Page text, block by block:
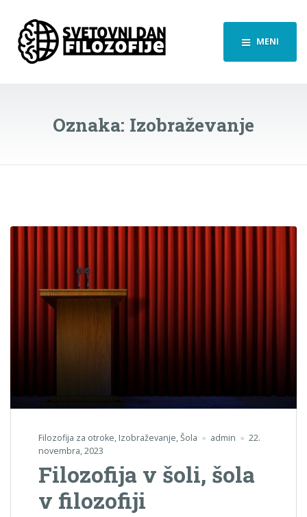
MENI
Oznaka: Izobraževanje
Filozofija za otroke, Izobraževanje,Šola admin
22.
novembra, 2023
Filozofija v šoli, šola
v filozofiji